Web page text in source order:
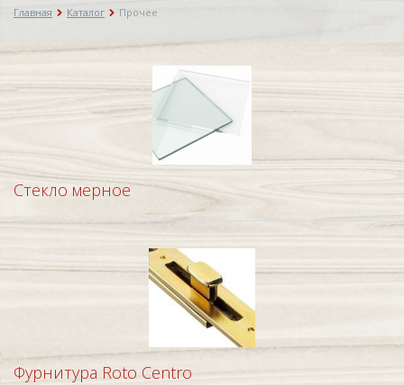
Главная Каталог Прочее
Стекло мерное
Фурнитура Roto Centro